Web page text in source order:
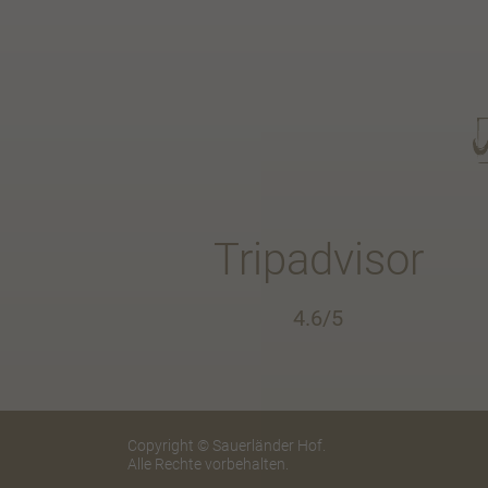
Tripadvisor
4.6/5
Copyright © Sauerländer Hof.
Alle Rechte vorbehalten.